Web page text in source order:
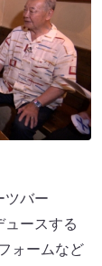
ツバー
ュースする
ォームなど